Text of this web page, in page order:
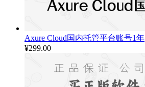
Axure Cloud国内托管平台账号1年
¥299.00